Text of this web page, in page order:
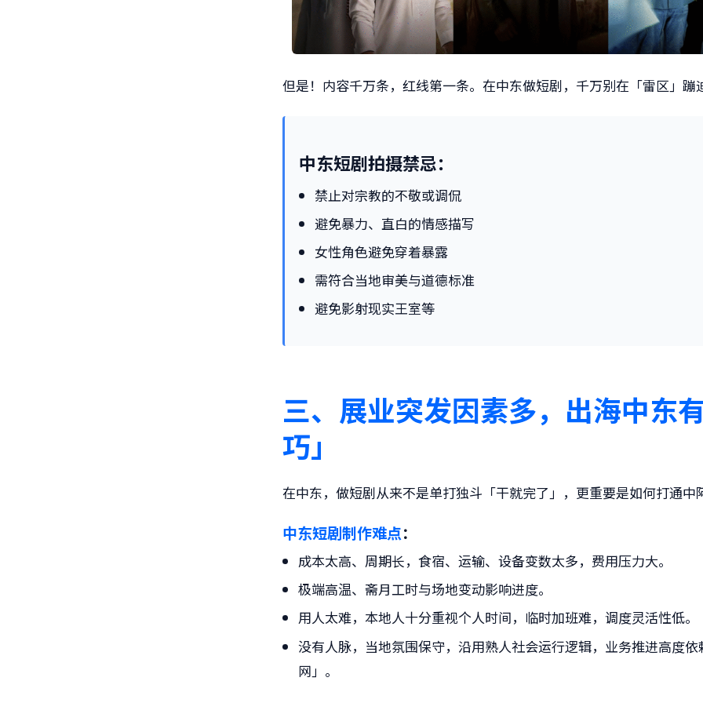
但是！内容千万条，红线第一条。在中东做短剧，千万别在「雷区」蹦
中东短剧拍摄禁忌：
禁止对宗教的不敬或调侃
避免暴力、直白的情感描写
女性角色避免穿着暴露
需符合当地审美与道德标准
避免影射现实王室等
三、展业突发因素多，出海中东
巧」
在中东，做短剧从来不是单打独斗「干就完了」，更重要是如何打通中
中东短剧制作难点：
成本太高、周期长，食宿、运输、设备变数太多，费用压力大。
极端高温、斋月工时与场地变动影响进度。
用人太难，本地人十分重视个人时间，临时加班难，调度灵活性低。
没有人脉，当地氛围保守，沿用熟人社会运行逻辑，业务推进高度
网」。